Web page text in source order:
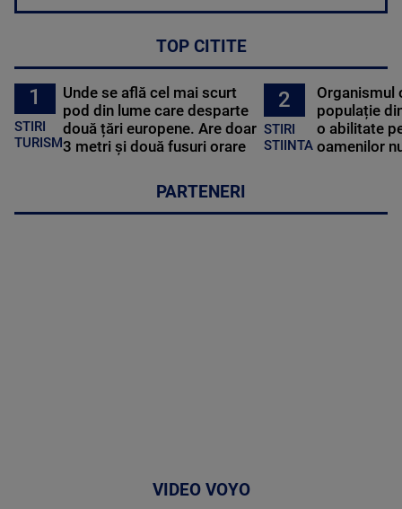
TOP CITITE
1
STIRI
TURISM
Unde se află cel mai scurt
pod din lume care desparte
două țări europene. Are doar
3 metri și două fusuri orare
2
STIRI
STIINTA
Organismul
populație
o abilitate
oamenilor
PARTENERI
VIDEO VOYO